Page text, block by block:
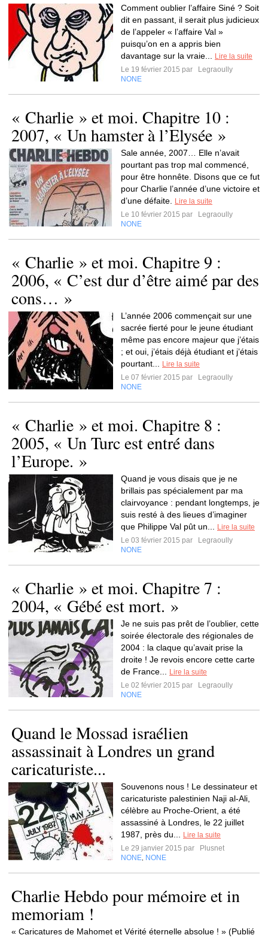
Comment oublier l’affaire Siné ? Soit
dit en passant, il serait plus judicieux
de l’appeler « l’affaire Val »
puisqu’on en a appris bien
davantage sur la vraie...
Lire la suite
Le 19 février 2015 par
Legraoully
NONE
« Charlie » et moi. Chapitre 10 :
2007, « Un hamster à l’Elysée »
Sale année, 2007… Elle n’avait
pourtant pas trop mal commencé,
pour être honnête. Disons que ce fut
pour Charlie l’année d’une victoire et
d’une défaite.
Lire la suite
Le 10 février 2015 par
Legraoully
NONE
« Charlie » et moi. Chapitre 9 :
2006, « C’est dur d’être aimé par des
cons… »
L’année 2006 commençait sur une
sacrée fierté pour le jeune étudiant
même pas encore majeur que j’étais
; et oui, j’étais déjà étudiant et j’étais
pourtant...
Lire la suite
Le 07 février 2015 par
Legraoully
NONE
« Charlie » et moi. Chapitre 8 :
2005, « Un Turc est entré dans
l’Europe. »
Quand je vous disais que je ne
brillais pas spécialement par ma
clairvoyance : pendant longtemps, je
suis resté à des lieues d’imaginer
que Philippe Val pût un...
Lire la suite
Le 03 février 2015 par
Legraoully
NONE
« Charlie » et moi. Chapitre 7 :
2004, « Gébé est mort. »
Je ne suis pas prêt de l’oublier, cette
soirée électorale des régionales de
2004 : la claque qu’avait prise la
droite ! Je revois encore cette carte
de France...
Lire la suite
Le 02 février 2015 par
Legraoully
NONE
Quand le Mossad israélien
assassinait à Londres un grand
caricaturiste...
Souvenons nous ! Le dessinateur et
caricaturiste palestinien Naji al-Ali,
célèbre au Proche-Orient, a été
assassiné à Londres, le 22 juillet
1987, près du...
Lire la suite
Le 29 janvier 2015 par
Plusnet
NONE NONE
Charlie Hebdo pour mémoire et in
memoriam !
« Caricatures de Mahomet et Vérité éternelle absolue ! » (Publié